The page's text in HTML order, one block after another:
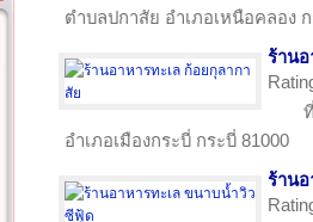
ตำบลปกาสัย อำเภอเหนือคลอง
ร้านอ
อำเภอเมืองกระบี่ กระบี่ 81000
ร้าน